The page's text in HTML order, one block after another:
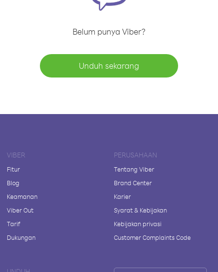
Belum punya Viber?
Unduh sekarang
VIBER
Fitur
Blog
Keamanan
Viber Out
Tarif
Dukungan
PERUSAHAAN
Tentang Viber
Brand Center
Karier
Syarat & Kebijakan
Kebijakan privasi
Customer Complaints Code